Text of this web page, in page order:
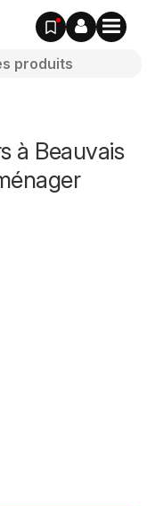
à Beauvais